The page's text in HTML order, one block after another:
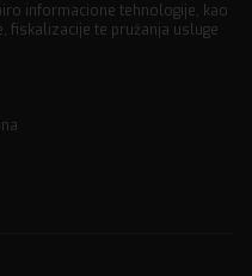
informacione tehnologije, kao
fiskalizacije te pružanja usluge